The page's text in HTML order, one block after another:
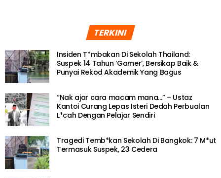
TERKINI
Insiden T*mbakan Di Sekolah Thailand:
Suspek 14 Tahun ‘Gamer’, Bersikap Baik &
Punyai Rekod Akademik Yang Bagus
“Nak ajar cara macam mana…” – Ustaz
Kantoi Curang Lepas Isteri Dedah Perbualan
L*cah Dengan Pelajar Sendiri
Tragedi Temb*kan Sekolah Di Bangkok: 7 M*ut
Termasuk Suspek, 23 Cedera